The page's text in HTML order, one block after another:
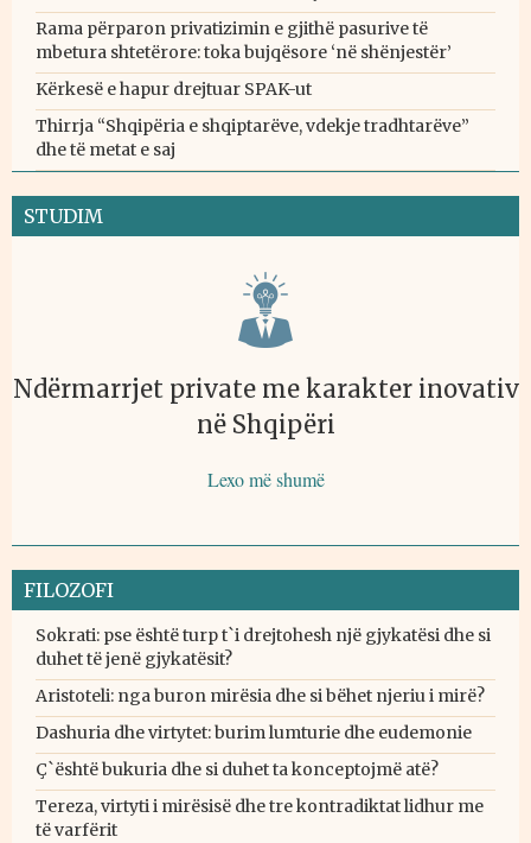
Rama përparon privatizimin e gjithë pasurive të
mbetura shtetërore: toka bujqësore ‘në shënjestër’
Kërkesë e hapur drejtuar SPAK-ut
Thirrja “Shqipëria e shqiptarëve, vdekje tradhtarëve”
dhe të metat e saj
STUDIM
Ndërmarrjet private me karakter inovativ
në Shqipëri
Lexo më shumë
FILOZOFI
Sokrati: pse është turp t`i drejtohesh një gjykatësi dhe si
duhet të jenë gjykatësit?
Aristoteli: nga buron mirësia dhe si bëhet njeriu i mirë?
Dashuria dhe virtytet: burim lumturie dhe eudemonie
Ç`është bukuria dhe si duhet ta konceptojmë atë?
Tereza, virtyti i mirësisë dhe tre kontradiktat lidhur me
të varfërit